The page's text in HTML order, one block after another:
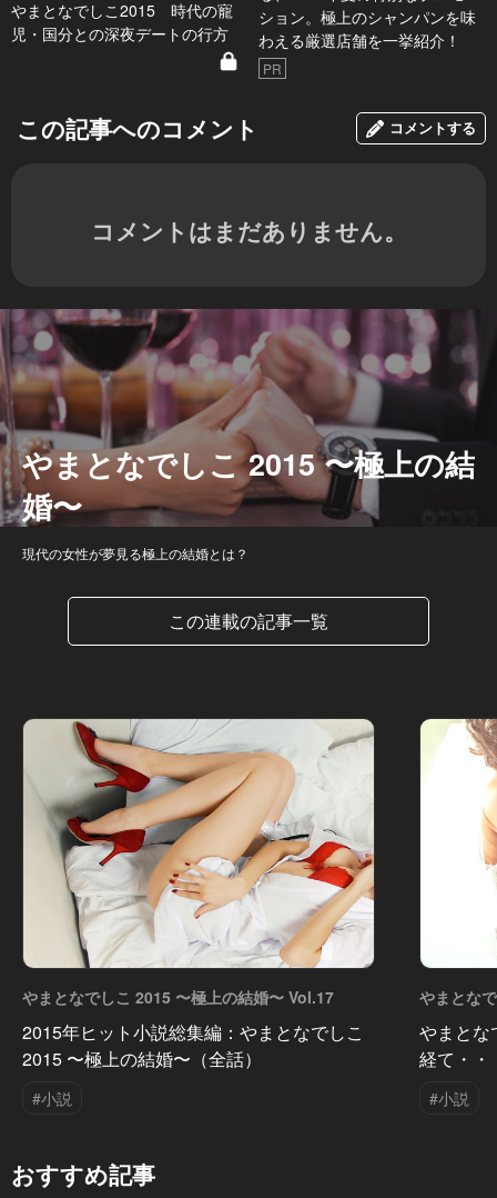
やまとなでしこ2015 時代の寵
児・国分との深夜デートの行方
ション。極上のシャンパンを味
わえる厳選店舗を一挙紹介！
PR
この記事へのコメント コメントする
コメントはまだありません。
やまとなでしこ 2015 〜極上の結
婚〜
現代の女性が夢見る極上の結婚とは？
この連載の記事一覧
やまとなでしこ 2015 〜極上の結婚〜 Vol.17
2015年ヒット小説総集編：やまとなでしこ
2015 〜極上の結婚〜（全話）
#小説
やまとな
やまと
経て・・
#小説
おすすめ記事